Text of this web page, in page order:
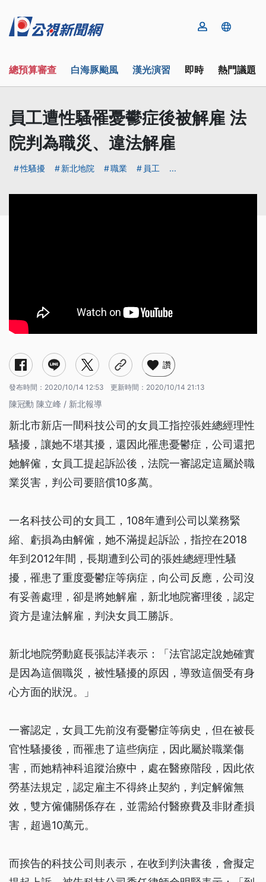
總預算審查 白海豚颱風 漢光演習 即時 熱門議題
員工遭性騷罹憂鬰症後被解雇 法
院判為職災、違法解雇
性騷擾 新北地院 職業 員工 ...
讚
發布時間： 2020/10/14 12:53 更新時間： 2020/10/14 21:13
陳冠勳 陳立峰 / 新北報導
新北市新店一間科技公司的女員工指控張姓總經理性
騷擾，讓她不堪其擾，還因此罹患憂鬱症，公司還把
她解僱，女員工提起訴訟後，法院一審認定這屬於職
業災害，判公司要賠償10多萬。
一名科技公司的女員工，108年遭到公司以業務緊
縮、虧損為由解僱，她不滿提起訴訟，指控在2018
年到2012年間，長期遭到公司的張姓總經理性騷
擾，罹患了重度憂鬱症等病症，向公司反應，公司沒
有妥善處理，卻是將她解雇，新北地院審理後，認定
資方是違法解雇，判決女員工勝訴。
新北地院勞動庭長張誌洋表示：「法官認定說她確實
是因為這個職災，被性騷擾的原因，導致這個受有身
心方面的狀況。」
一審認定，女員工先前沒有憂鬱症等病史，但在被長
官性騷擾後，而罹患了這些病症，因此屬於職業傷
害，而她精神科追蹤治療中，處在醫療階段，因此依
勞基法規定，認定雇主不得終止契約，判定解僱無
效，雙方僱傭關係存在，並需給付醫療費及非財產損
害，超過10萬元。
而挨告的科技公司則表示，在收到判決書後，會擬定